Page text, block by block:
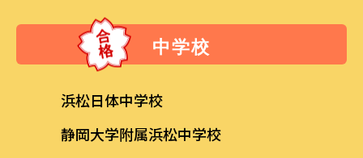
中学校
浜松日体中学校
静岡大学附属浜松中学校